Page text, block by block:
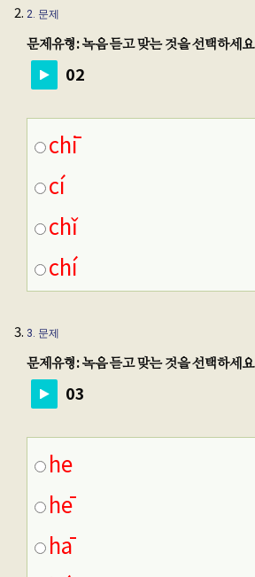
2. 문제
문제유형: 녹음 듣고 맞는 것을 선택하세요
02
chī
cí
chǐ
chí
3. 문제
문제유형: 녹음 듣고 맞는 것을 선택하세요
03
he
hē
hā